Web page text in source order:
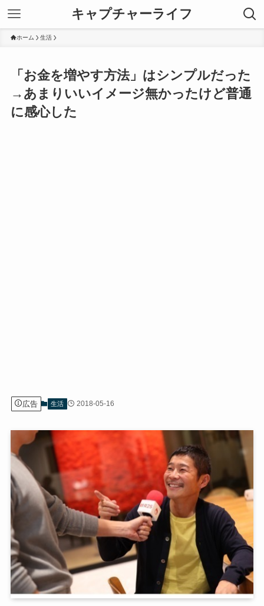
キャプチャーライフ
ホーム 生活
「お金を増やす方法」はシンプルだった
→あまりいいイメージ無かったけど普通
に感心した
広告 生活 2018-05-16